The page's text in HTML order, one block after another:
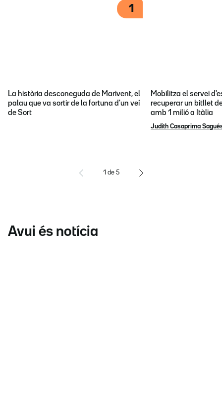
1
La història desconeguda de Marivent, el
palau que va sortir de la fortuna d'un veí
de Sort
Mobilitza el servei
recuperar un bitllet
amb 1 milió a Itàlia
Judith Casaprima
1 de 5
Avui és notícia